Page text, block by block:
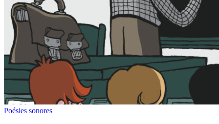
Poésies sonores